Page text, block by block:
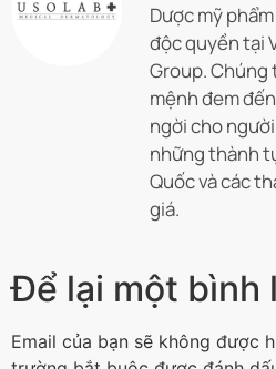
Dược mỹ
độc quyền tại
Group.
mệnh đem
ngời cho
những thành
Quốc và các
giá.
Để lại một bình
Email của bạn sẽ không được